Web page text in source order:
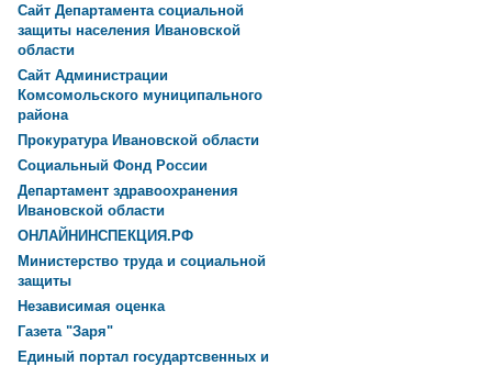
Сайт Департамента социальной
защиты населения Ивановской
области
Сайт Администрации
Комсомольского муниципального
района
Прокуратура Ивановской области
Социальный Фонд России
Департамент здравоохранения
Ивановской области
ОНЛАЙНИНСПЕКЦИЯ.РФ
Министерство труда и социальной
защиты
Независимая оценка
Газета "Заря"
Единый портал государтсвенных и